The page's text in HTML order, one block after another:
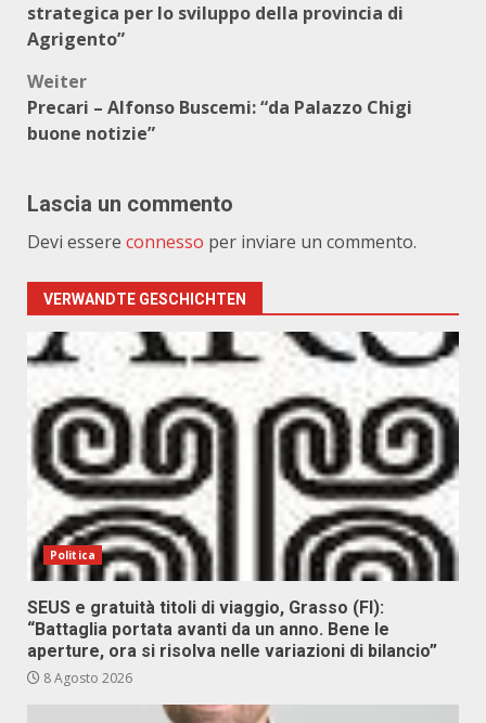
strategica per lo sviluppo della provincia di
Agrigento”
Weiter
Precari – Alfonso Buscemi: “da Palazzo Chigi
buone notizie”
Lascia un commento
Devi essere connesso per inviare un commento.
VERWANDTE GESCHICHTEN
Politica
SEUS e gratuità titoli di viaggio, Grasso (FI):
“Battaglia portata avanti da un anno. Bene le
aperture, ora si risolva nelle variazioni di bilancio”
8 Agosto 2026